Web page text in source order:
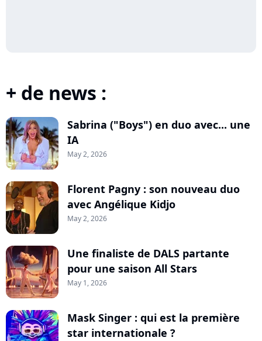
+ de news :
Sabrina ("Boys") en duo avec... une
IA
May 2, 2026
Florent Pagny : son nouveau duo
avec Angélique Kidjo
May 2, 2026
Une finaliste de DALS partante
pour une saison All Stars
May 1, 2026
Mask Singer : qui est la première
star internationale ?